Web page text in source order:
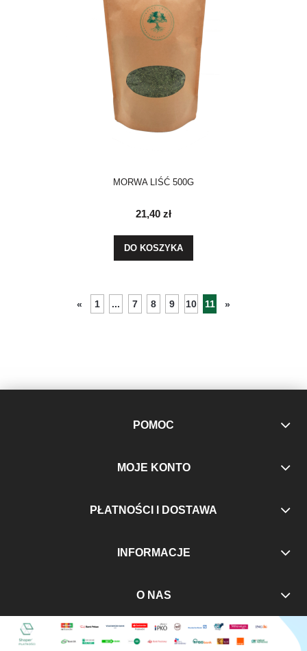
MORWA LIŚĆ 500G
21,40 zł
DO KOSZYKA
« 1 ... 7 8 9 10 11 »
POMOC
MOJE KONTO
PŁATNOŚCI I DOSTAWA
INFORMACJE
O NAS